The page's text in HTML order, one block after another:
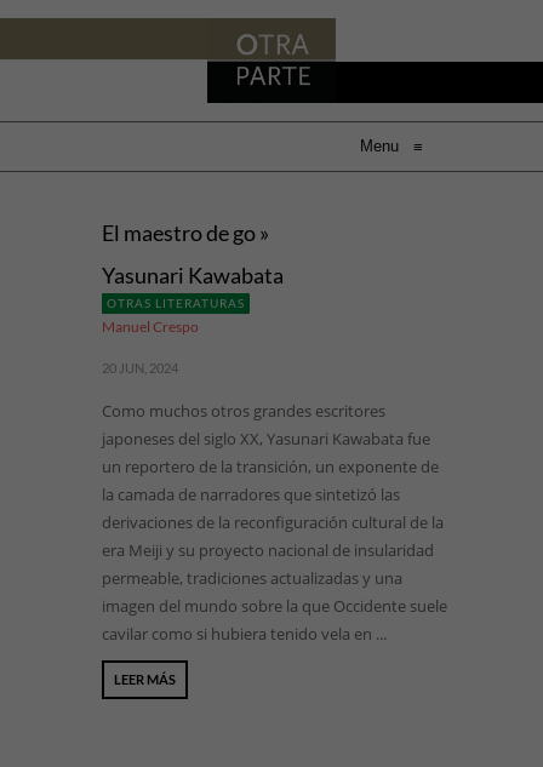
Menu ≡
El maestro de go »
Yasunari Kawabata
OTRAS LITERATURAS
Manuel Crespo
20 JUN, 2024
Como muchos otros grandes escritores
japoneses del siglo XX, Yasunari Kawabata fue
un reportero de la transición, un exponente de
la camada de narradores que sintetizó las
derivaciones de la reconfiguración cultural de la
era Meiji y su proyecto nacional de insularidad
permeable, tradiciones actualizadas y una
imagen del mundo sobre la que Occidente suele
cavilar como si hubiera tenido vela en ...
LEER MÁS